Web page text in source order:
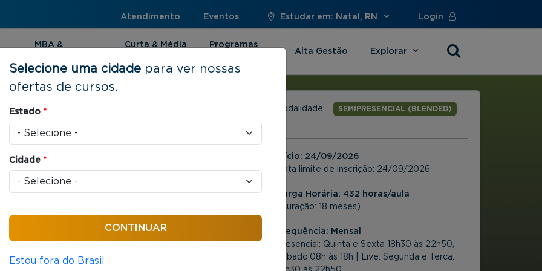
Atendimento Eventos Estudar em: Natal, RN Login
MBA &
Curta & Média
Programas
Alta Gestão Explorar
Modalidade: SEMIPRESENCIAL (BLENDED)
Início: 24/09/2026
Data limite de inscrição: 24/09/2026
Carga Horária: 432 horas/aula
(Duração: 18 meses)
Frequência: Mensal
Presencial: Quinta e Sexta 18h30 às 22h50,
Sábado:08h às 18h | Live: Segunda e Terça:
e Supply Chain Management
/ aula
em Logística e
Selecione uma cidade para ver nossas
ofertas de cursos.
Estado *
Cidade *
Estou fora do Brasil